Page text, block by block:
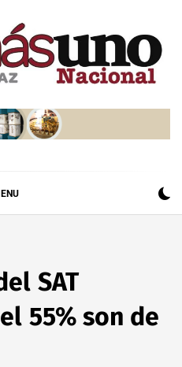
SAT
55% son de